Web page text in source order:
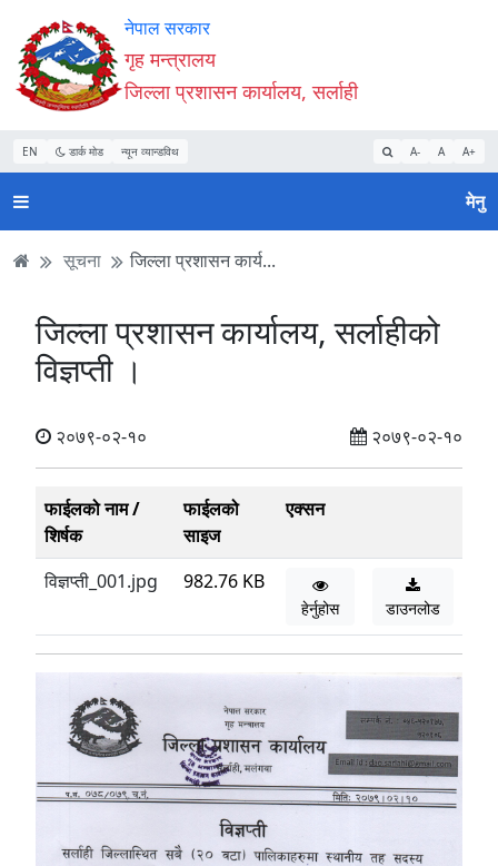
Accessibility
Mode
सुरु
गर्नुहोस्
सामाग्री
पढ्नुहाेस्
नेभिगेसन
पढ्नुहाेस्
वेबसाइट
खोजमा
जानुहोस्
नेपाल सरकार
गृह मन्त्रालय
जिल्ला प्रशासन कार्यालय, सर्लाही
EN डार्क मोड न्यून व्यान्डविथ A- A A+
मेनु
सूचना जिल्ला प्रशासन कार्य...
जिल्ला प्रशासन कार्यालय, सर्लाहीको
विज्ञप्ती ।
२०७९-०२-१० २०७९-०२-१०
फाईलको नाम /
शिर्षक
फाईलको
साइज
एक्सन
विज्ञप्ती_001.jpg 982.76 KB
हेर्नुहोस डाउनलोड